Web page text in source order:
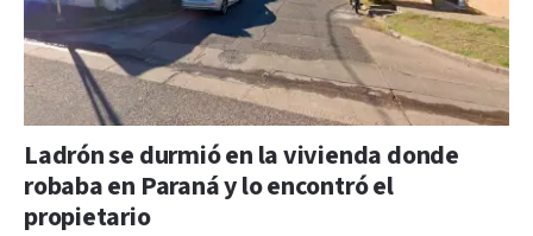
Ladrón se durmió en la vivienda donde
robaba en Paraná y lo encontró el
propietario